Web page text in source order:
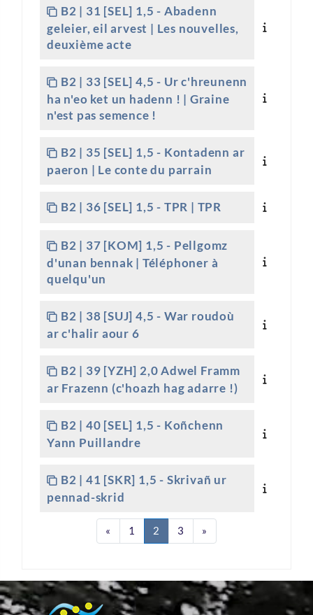
B2 | 31 [SEL] 1,5 - Abadenn
geleier, eil arvest | Les nouvelles,
deuxième acte
B2 | 33 [SEL] 4,5 - Ur c'hreunenn
ha n'eo ket un hadenn ! | Graine
n'est pas semence !
B2 | 35 [SEL] 1,5 - Kontadenn ar
paeron | Le conte du parrain
B2 | 36 [SEL] 1,5 - TPR | TPR
B2 | 37 [KOM] 1,5 - Pellgomz
d'unan bennak | Téléphoner à
quelqu'un
B2 | 38 [SUJ] 4,5 - War roudoù
ar c'halir aour 6
B2 | 39 [YZH] 2,0 Adwel Framm
ar Frazenn (c'hoazh hag adarre !)
B2 | 40 [SEL] 1,5 - Koñchenn
Yann Puillandre
B2 | 41 [SKR] 1,5 - Skrivañ ur
pennad-skrid
« Page précédente
1 Page 1
2 Page 2
3 Page 3
»